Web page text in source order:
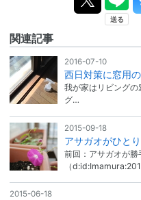
関連記事
2016-07-10
西日対策に窓用
我が家はリビングの
グ…
2015-09-18
アサガオがひと
前回：アサガオが勝
（
2015-06-18